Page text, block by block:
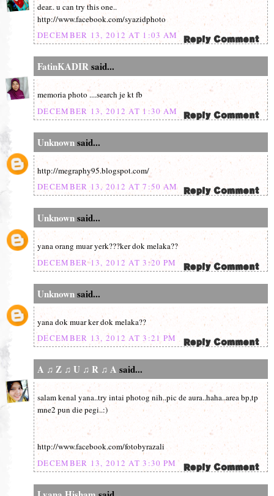
dear.. u can try this one..
http://www.facebook.com/syazidphoto
DECEMBER 13, 2012 AT 1:03 AM
FatinKADIRsaid...
memoria photo ....search je kt fb
DECEMBER 13, 2012 AT 1:30 AM
Unknownsaid...
http://megraphy95.blogspot.com/
DECEMBER 13, 2012 AT 7:50 AM
Unknownsaid...
yana orang muar yerk???ker dok melaka??
DECEMBER 13, 2012 AT 3:20 PM
Unknownsaid...
yana dok muar ker dok melaka??
DECEMBER 13, 2012 AT 3:21 PM
A ♫ Z ♫ U ♫ R ♫ A said...
salam kenal yana..try intai photog nih..pic de aura..haha..area bp,tp
mne2 pun die pegi..:)
http://www.facebook.com/fotobyrazali
DECEMBER 13, 2012 AT 3:30 PM